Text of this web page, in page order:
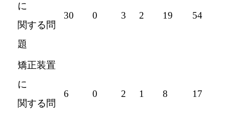
に
関する問
題
30 0 3 2 19 54
矯正装置
に
関する問
6 0 2 1 8 17